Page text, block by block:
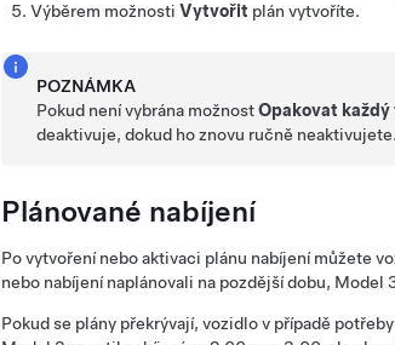
Výběrem možnosti Vytvořit plán vytvoříte.
POZNÁMKA
Pokud není vybrána možnostOpakovat každý
deaktivuje, dokud ho znovu ručně neaktivujete.
Plánované nabíjení
Po vytvoření nebo aktivaci plánu nabíjení můžete
nebo nabíjení naplánovali na pozdější dobu, Model
Pokud se plány překrývají, vozidlo v případě